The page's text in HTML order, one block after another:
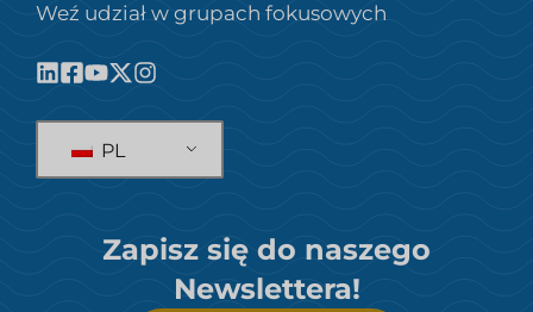
Weź udział w grupach fokusowych
PL
Zapisz się do naszego
Newslettera!